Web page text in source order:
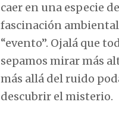
caer en una especie de
fascinación
“evento”. Ojalá que
sepamos mirar más
más allá del ruido
descubrir el misterio.